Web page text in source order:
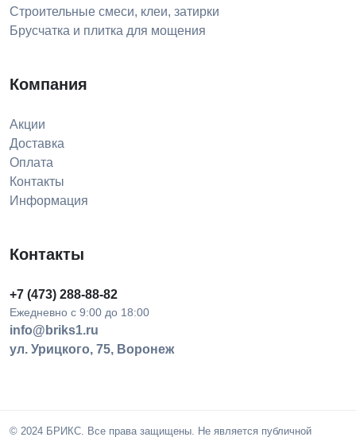
Строительные смеси, клеи, затирки
Брусчатка и плитка для мощения
Компания
Акции
Доставка
Оплата
Контакты
Информация
Контакты
+7 (473) 288-88-82
Ежедневно с 9:00 до 18:00
info@briks1.ru
ул. Урицкого, 75, Воронеж
© 2024 БРИКС. Все права защищены. Не является публичной